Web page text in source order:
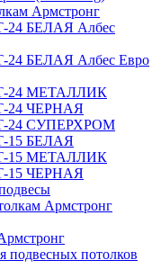
Армстронг
24 БЕЛАЯ Албес
24 БЕЛАЯ Албес Евро
Т-24 МЕТАЛЛИК
Т-24 ЧЕРНАЯ
Т-24 СУПЕРХРОМ
15 БЕЛАЯ
Т-15 МЕТАЛЛИК
Т-15 ЧЕРНАЯ
Армстронг
подвесных потолков